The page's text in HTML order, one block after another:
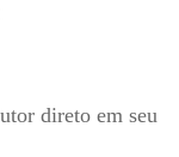
direto em seu